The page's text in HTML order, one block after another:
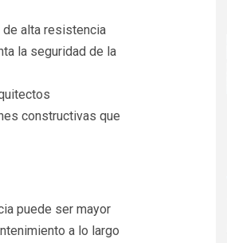
de alta resistencia
la seguridad de la
constructivas que
puede ser mayor
a lo largo